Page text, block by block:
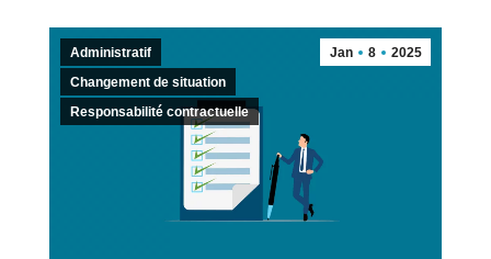
Jan 8 2025
Administratif
Changement de situation
Responsabilité contractuelle